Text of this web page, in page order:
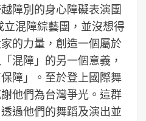
障別的身心障礙表演團
混障綜藝團，並沒想得
的力量，創造一個屬於
混障」的另一個意義，
障」。至於登上國際舞
他們為台灣爭光。這群
過他們的舞蹈及演出並